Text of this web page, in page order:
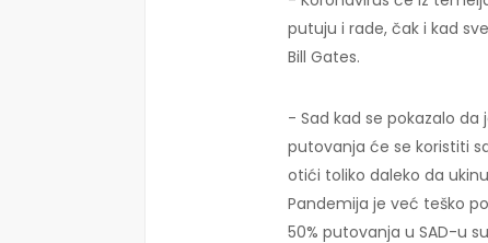
putuju i rade, čak i kad
Bill Gates.
- Sad kad se pokazalo da
putovanja će se koristiti
otići toliko daleko da
Pandemija je već teško
50% putovanja u SAD-u